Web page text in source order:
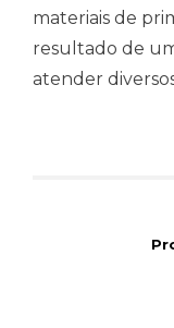
materiais de
resultado de
atender